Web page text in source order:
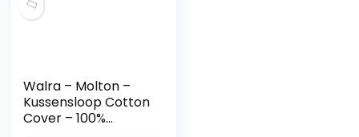
Walra – Molton –
Kussensloop Cotton
Cover – 100%